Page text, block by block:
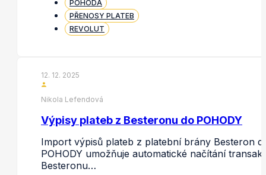
POHODA
PŘENOSY PLATEB
REVOLUT
12. 12. 2025
Nikola Lefendová
Výpisy plateb z Besteronu do POHODY
Import výpisů plateb z platební brány Besteron
POHODY umožňuje automatické načítání
Besteronu…